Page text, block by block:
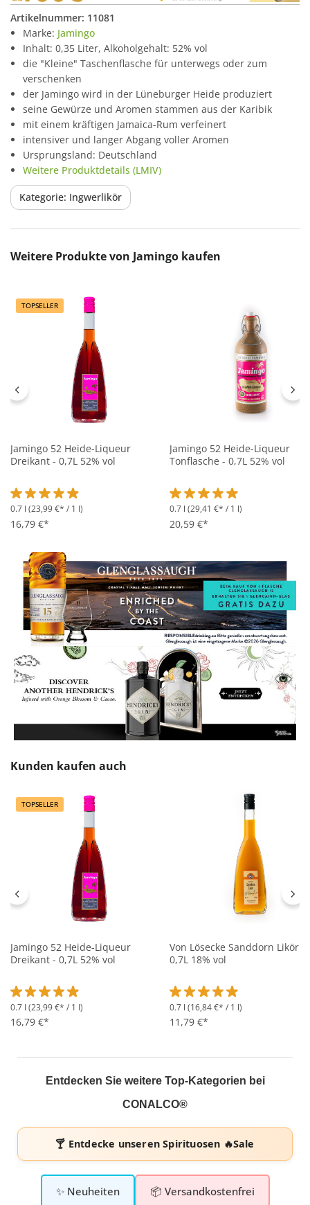
Artikelnummer: 11081
Marke: Jamingo
Inhalt: 0,35 Liter, Alkoholgehalt: 52% vol
die "Kleine" Taschenflasche für unterwegs oder zum
verschenken
der Jamingo wird in der Lüneburger Heide produziert
seine Gewürze und Aromen stammen aus der Karibik
mit einem kräftigen Jamaica-Rum verfeinert
intensiver und langer Abgang voller Aromen
Ursprungsland: Deutschland
Weitere Produktdetails (LMIV)
Kategorie: Ingwerlikör
Produktgalerie überspringen
Weitere Produkte von Jamingo kaufen
TOPSELLER
Jamingo 52 Heide-Liqueur
Dreikant - 0,7L 52% vol
Durchschnittliche Bewertung von 4.9 von 5 Sternen
0.7 l (23,99 €* / 1 l)
16,79 €*
Jamingo 52 Heide-Liqueur
Tonflasche - 0,7L 52% vol
Durchschnittliche
0.7 l (29,41 €* / 1 l)
20,59 €*
Produktgalerie überspringen
Kunden kaufen auch
TOPSELLER
Jamingo 52 Heide-Liqueur
Dreikant - 0,7L 52% vol
Durchschnittliche Bewertung von 4.9 von 5 Sternen
0.7 l (23,99 €* / 1 l)
16,79 €*
Von Lösecke Sanddorn Likör -
0,7L 18% vol
Durchschnittliche
0.7 l (16,84 €* / 1 l)
11,79 €*
Entdecken Sie weitere Top-Kategorien bei
CONALCO®
🍸 Entdecke unserenSpirituosen 🔥Sale
✨ Neuheiten 📦 Versandkostenfrei